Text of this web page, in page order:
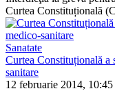
Curtea Constituțională
Sanatate
Curtea Constituțională a
sanitare
12 februarie 2014, 10:45